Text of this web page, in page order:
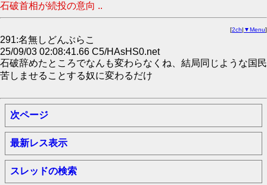
石破首相が続投の意向 ..
[2ch| ▼Menu]
291:名無しどんぶらこ
25/09/03 02:08:41.66 C5/HAsHS0.net
石破辞めたところでなんも変わらなくね、結局同じような国民
苦しませることする奴に変わるだけ
次ページ
最新レス表示
スレッドの検索